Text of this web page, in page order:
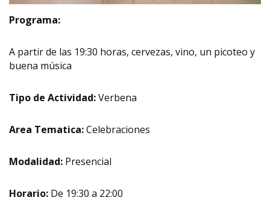
Programa:
A partir de las 19:30 horas, cervezas, vino, un picoteo y
buena música
Tipo de Actividad:Verbena
Area Tematica:Celebraciones
Modalidad: Presencial
Horario: De 19:30 a 22:00